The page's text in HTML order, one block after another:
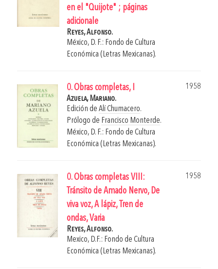
en el "Quijote" ; páginas
adicionale
Reyes, Alfonso.
México, D. F.: Fondo de Cultura
Económica (Letras Mexicanas).
0. Obras completas, I
1958
Azuela, Mariano.
Edición de Alí Chumacero.
Prólogo de Francisco Monterde.
México, D. F.: Fondo de Cultura
Económica (Letras Mexicanas).
0. Obras completas VIII:
Tránsito de Amado Nervo, De
viva voz, A lápiz, Tren de
ondas, Varia
1958
Reyes, Alfonso.
Mexico, D.F.: Fondo de Cultura
Económica (Letras Mexicanas).